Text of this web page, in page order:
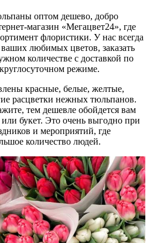
оптом дешево, добро
магазин «Мегацвет24», где
флористики. У нас всегда
любимых цветов, заказать
количестве с доставкой по
режиме.
красные, белые, желтые,
расцветки нежных тюльпанов.
тем дешевле обойдется вам
букет. Это очень выгодно при
и мероприятий, где
количество людей.